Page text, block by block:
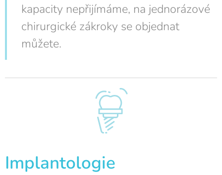
kapacity nepřijímáme, na jednorázové
chirurgické zákroky se objednat
můžete.
Implantologie